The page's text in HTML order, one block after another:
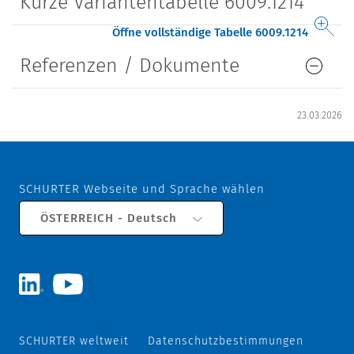
Öffne vollständige Tabelle 6009.1214
Referenzen / Dokumente
23.03.2026
SCHURTER Webseite und Sprache wählen
ÖSTERREICH - Deutsch
SCHURTER weltweit Datenschutzbestimmungen